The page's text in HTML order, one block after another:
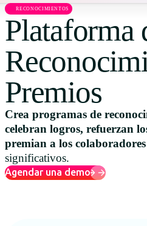
Português
RECONOCIMIENTOS
Plataforma
Premios
Crea programas de
celebran logros, refuerzan
premian a los colaboradores
significativos.
Agendar una demo